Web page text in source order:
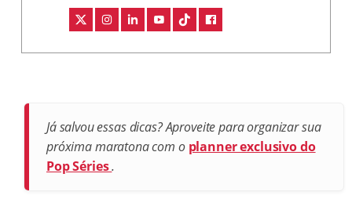
Já salvou essas dicas? Aproveite para organizar sua
próxima maratona com o planner exclusivo do
Pop Séries.